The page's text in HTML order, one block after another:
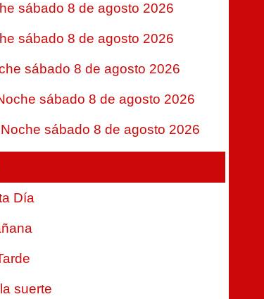
sábado 8 de agosto 2026
sábado 8 de agosto 2026
sábado 8 de agosto 2026
sábado 8 de agosto 2026
sábado 8 de agosto 2026
Día
suerte